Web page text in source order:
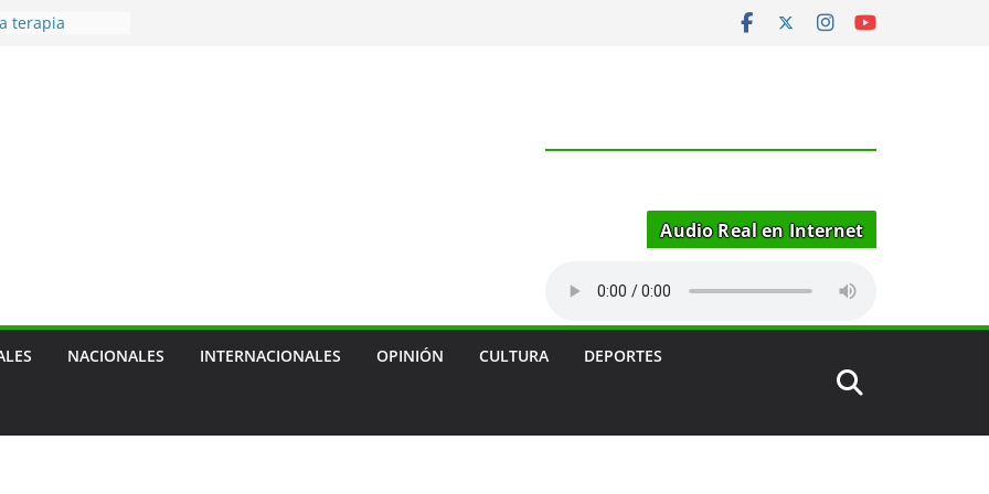
terapia
prevenir
mascotas
social
sobre
empresa
transporte
de las
Audio Real en Internet
NACIONALES INTERNACIONALES OPINIÓN CULTURA DEPORTES